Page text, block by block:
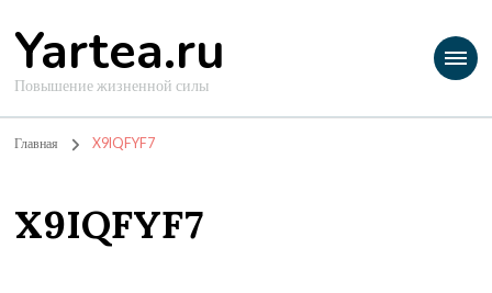
Yartea.ru
Повышение жизненной силы
Главная X9IQFYF7
X9IQFYF7